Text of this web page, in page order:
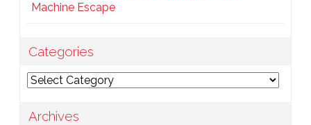
Machine Escape
Categories
Categories
Archives